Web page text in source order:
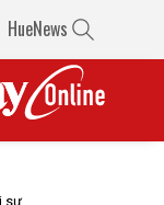
HueNews
sự